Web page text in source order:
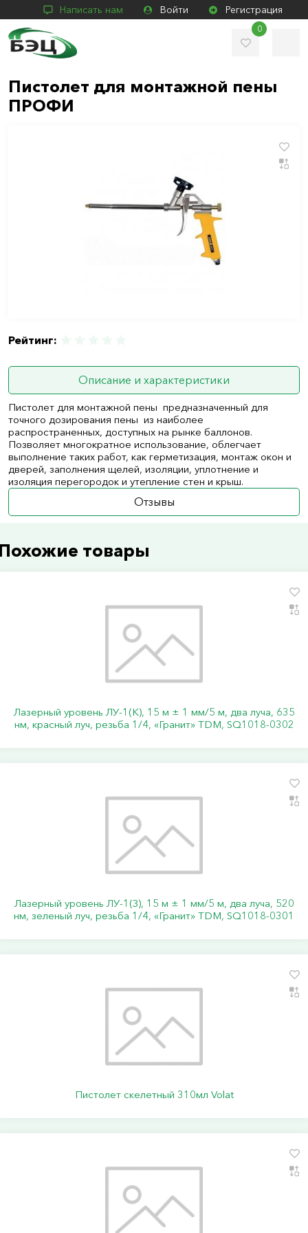
Написать нам Войти Регистрация
0
Пистолет для монтажной пены
ПРОФИ
Рейтинг:
Описание и характеристики
Пистолет для монтажной пены предназначенный для
точного дозирования пены из наиболее
распространенных, доступных на рынке баллонов.
Позволяет многократное использование, облегчает
выполнение таких работ, как герметизация, монтаж окон и
дверей, заполнения щелей, изоляции, уплотнение и
изоляция перегородок и утепление стен и крыш.
Отзывы
товары
Лазерный уровень ЛУ-1(К), 15 м ± 1 мм/5 м, два луча, 635
нм, красный луч, резьба 1/4, «Гранит» TDM, SQ1018-0302
Лазерный уровень ЛУ-1(З), 15 м ± 1 мм/5 м, два луча, 520
нм, зеленый луч, резьба 1/4, «Гранит» TDM, SQ1018-0301
Пистолет скелетный 310мл Volat